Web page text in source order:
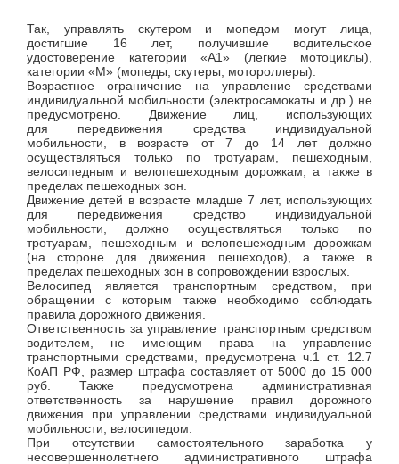
Так, управлять скутером и мопедом могут лица,
достигшие 16 лет, получившие водительское
удостоверение категории «А1» (легкие мотоциклы),
категории «М» (мопеды, скутеры, мотороллеры).
Возрастное ограничение на управление средствами
индивидуальной мобильности (электросамокаты и др.) не
предусмотрено. Движение лиц, использующих
для передвижения средства индивидуальной
мобильности, в возрасте от 7 до 14 лет должно
осуществляться только по тротуарам, пешеходным,
велосипедным и велопешеходным дорожкам, а также в
пределах пешеходных зон.
Движение детей в возрасте младше 7 лет, использующих
для передвижения средство индивидуальной
мобильности, должно осуществляться только по
тротуарам, пешеходным и велопешеходным дорожкам
(на стороне для движения пешеходов), а также в
пределах пешеходных зон в сопровождении взрослых.
Велосипед является транспортным средством, при
обращении с которым также необходимо соблюдать
правила дорожного движения.
Ответственность за управление транспортным средством
водителем, не имеющим права на управление
транспортными средствами, предусмотрена ч.1 ст. 12.7
КоАП РФ, размер штрафа составляет от 5000 до 15 000
руб. Также предусмотрена административная
ответственность за нарушение правил дорожного
движения при управлении средствами индивидуальной
мобильности, велосипедом.
При отсутствии самостоятельного заработка у
несовершеннолетнего административного штрафа